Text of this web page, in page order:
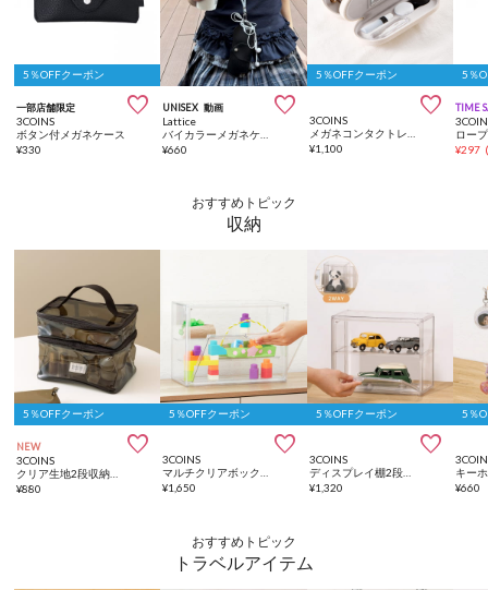
5％OFFクーポン
一部店舗限定 
3COINS
ボタン付メガネケース
¥330
UNISEX 動画 
Lattice
¥660
5％OFFクーポン

3COINS
¥1,100
5％
TIME
¥297
おすすめトピック
収納
5％OFFクーポン
NEW 
3COINS
¥880
5％OFFクーポン

3COINS
¥1,650
5％OFFクーポン

3COINS
ディスプレイ棚2段／コレクション収納
¥1,320
5％
¥660
おすすめトピック
トラベルアイテム